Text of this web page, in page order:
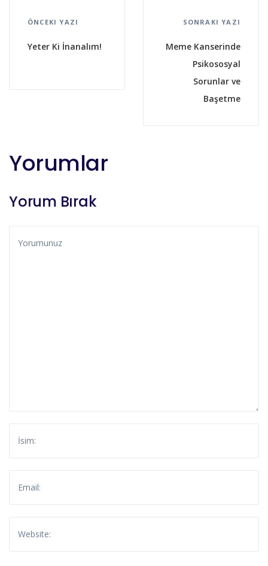
ÖNCEKI YAZI
Yeter Ki İnanalım!
SONRAKI YAZI
Meme Kanserinde
Psikososyal
Sorunlar ve
Başetme
Yorumlar
Yorum Bırak